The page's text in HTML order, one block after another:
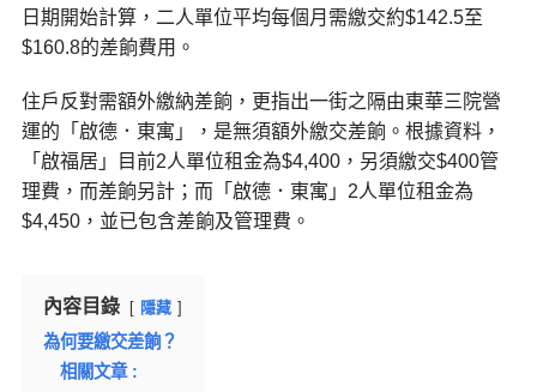
日期開始計算，二人單位平均每個月需繳交約$142.5至
$160.8的差餉費用。
住戶反對需額外繳納差餉，更指出一街之隔由東華三院營
運的「啟德．東寓」，是無須額外繳交差餉。根據資料，
「啟福居」目前2人單位租金為$4,400，另須繳交$400管
理費，而差餉另計；而「啟德．東寓」2人單位租金為
$4,450，並已包含差餉及管理費。
內容目錄 隱藏
為何要繳交差餉？
相關文章 :